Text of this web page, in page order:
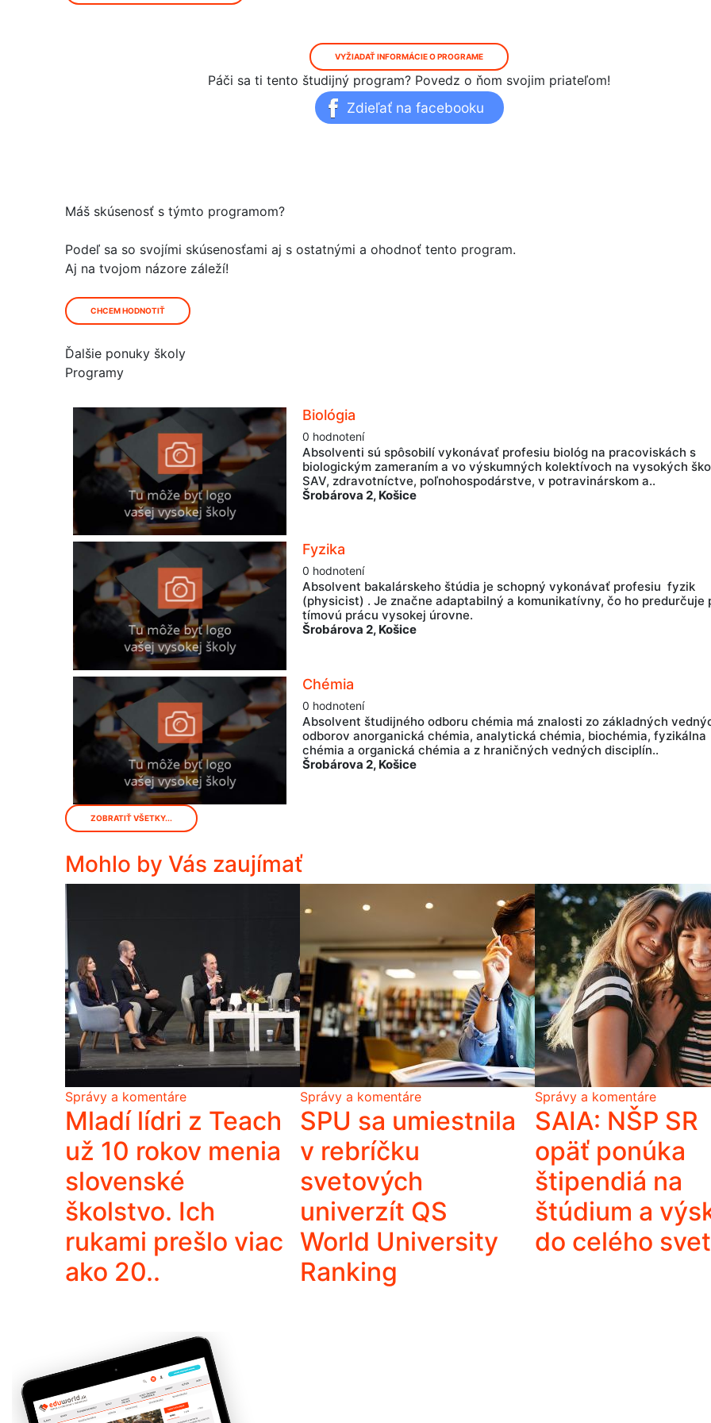
VYŽIADAŤ INFORMÁCIE O PROGRAME
Páči sa ti tento študijný program? Povedz o ňom svojim priateľom!
Zdieľať na facebooku
Máš skúsenosť s týmto programom?
Podeľ sa so svojími skúsenosťami aj s ostatnými a ohodnoť tento program.
Aj na tvojom názore záleží!
CHCEM HODNOTIŤ
Ďalšie ponuky školy
Programy
Biológia
0 hodnotení
Absolventi sú spôsobilí vykonávať profesiu biológ na pracoviskách s
biologickým zameraním a vo výskumných kolektívoch na vysokých
SAV, zdravotníctve, poľnohospodárstve, v potravinárskom a..
Šrobárova 2, Košice
Fyzika
0 hodnotení
Absolvent bakalárskeho štúdia je schopný vykonávať profesiu fyzik
(physicist) . Je značne adaptabilný a komunikatívny, čo ho predurčuje
tímovú prácu vysokej úrovne.
Šrobárova 2, Košice
Chémia
0 hodnotení
Absolvent študijného odboru chémia má znalosti zo základných
odborov anorganická chémia, analytická chémia, biochémia, fyzikálna
chémia a organická chémia a z hraničných vedných disciplín..
Šrobárova 2, Košice
ZOBRATIŤ VŠETKY...
Mohlo by Vás zaujímať
Správy a komentáre
Mladí lídri z Teach
už 10 rokov menia
slovenské
školstvo. Ich
rukami prešlo viac
ako 20..
Správy a komentáre
SPU sa umiestnila
v rebríčku
svetových
univerzít QS
World University
Ranking
Správy a komentáre
SAIA: NŠP SR
opäť ponúka
štipendiá na
štúdium a
do celého